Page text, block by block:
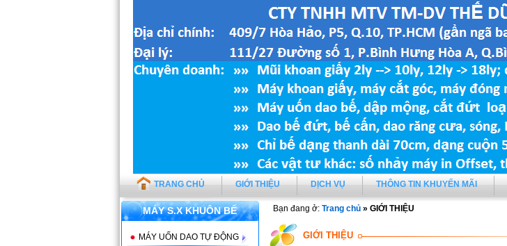
TRANG CHỦ GIỚI THIỆU DỊCH VỤ THÔNG TIN KHUYẾN MÃI
MÁY S.X KHUÔN BẾ
MÁY UỐN DAO TỰ ĐỘNG
Bạn đang ở: Trang chủ » GIỚI THIỆU
GIỚI THIỆU